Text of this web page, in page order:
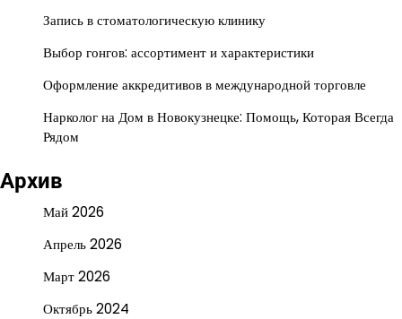
Запись в стоматологическую клинику
Выбор гонгов: ассортимент и характеристики
Оформление аккредитивов в международной торговле
Нарколог на Дом в Новокузнецке: Помощь, Которая Всегда
Рядом
Архив
Май 2026
Апрель 2026
Март 2026
Октябрь 2024